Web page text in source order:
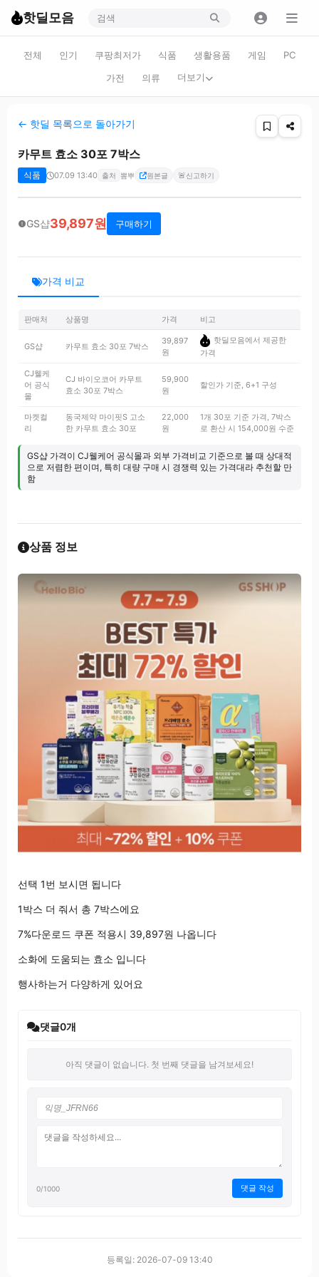
핫딜모음
전체 인기 쿠팡최저가 식품 생활용품 게임
PC
가전
의류 더보기
← 핫딜 목록으로 돌아가기
카무트 효소 30포 7박스
식품 07.09 13:40 출처 뽐뿌 원본글 🚨신고하기
GS샵39,897원 구매하기
가격 비교
판매처 상품명 가격 비고
GS샵 카무트 효소 30포 7박스
39,897
원
핫딜모음에서 제공한
가격
CJ웰케
어 공식
몰
CJ 바이오코어 카무트
효소 30포 7박스
59,900
원
할인가 기준, 6+1 구성
마켓컬
리
동국제약 마이핏S 고소
한 카무트 효소 30포
22,000
원
1개 30포 기준 가격, 7박스
로 환산 시 154,000원 수준
GS샵 가격이 CJ웰케어 공식몰과 외부 가격비교 기준으로 볼 때 상대적
으로 저렴한 편이며, 특히 대량 구매 시 경쟁력 있는 가격대라 추천할 만
함
상품 정보
선택 1번 보시면 됩니다
1박스 더 줘서 총 7박스에요
7%다운로드 쿠폰 적용시 39,897원 나옵니다
소화에 도움되는 효소 입니다
행사하는거 다양하게 있어요
댓글0개
아직 댓글이 없습니다. 첫 번째 댓글을 남겨보세요!
0/1000 댓글 작성
등록일: 2026-07-09 13:40